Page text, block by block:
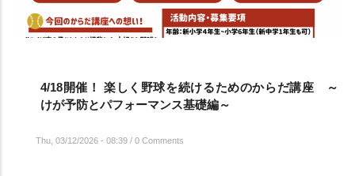
4/18開催！ 楽しく野球を続けるためのからだ講座 ～
けが予防とパフォーマンス基礎編～
Thu, 03/12/2026 - 08:39 / 0 Comments